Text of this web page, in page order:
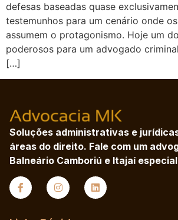
defesas baseadas quase
testemunhos para um cenário onde
assumem o protagonismo. Hoje um
poderosos para um advogado
[…]
Soluções administrativas e
áreas do direito. Fale com um
Balneário Camboriú e Itajaí